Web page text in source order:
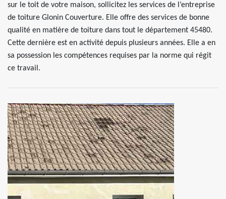
sur le toit de votre maison, sollicitez les services de l’entreprise
de toiture Glonin Couverture. Elle offre des services de bonne
qualité en matière de toiture dans tout le département 45480.
Cette dernière est en activité depuis plusieurs années. Elle a en
sa possession les compétences requises par la norme qui régit
ce travail.